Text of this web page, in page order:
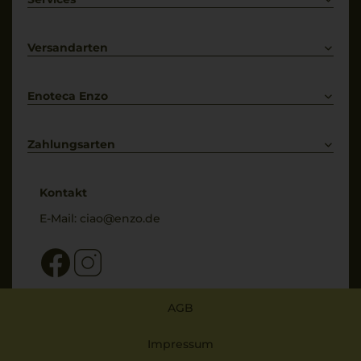
Kontakt
Versandarten
Enoteca Enzo
Bewertungs-Richtlinien
Zahlungsarten
Kontakt
E-Mail: ciao@enzo.de
AGB
Impressum